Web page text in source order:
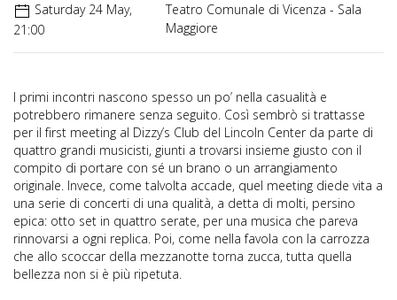
Saturday 24 May,
21:00
Teatro Comunale di Vicenza - Sala
Maggiore
I primi incontri nascono spesso un po’ nella casualità e
potrebbero rimanere senza seguito. Così sembrò si trattasse
per il first meeting al Dizzy’s Club del Lincoln Center da parte di
quattro grandi musicisti, giunti a trovarsi insieme giusto con il
compito di portare con sé un brano o un arrangiamento
originale. Invece, come talvolta accade, quel meeting diede vita a
una serie di concerti di una qualità, a detta di molti, persino
epica: otto set in quattro serate, per una musica che pareva
rinnovarsi a ogni replica. Poi, come nella favola con la carrozza
che allo scoccar della mezzanotte torna zucca, tutta quella
bellezza non si è più ripetuta.